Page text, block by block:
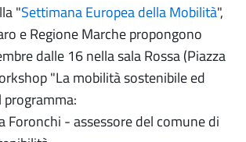
"Settimana Europea della Mobilità",
e Regione Marche propongono
dalle 16 nella sala Rossa (Piazza
"La mobilità sostenibile ed
programma:
Foronchi - assessore del comune di